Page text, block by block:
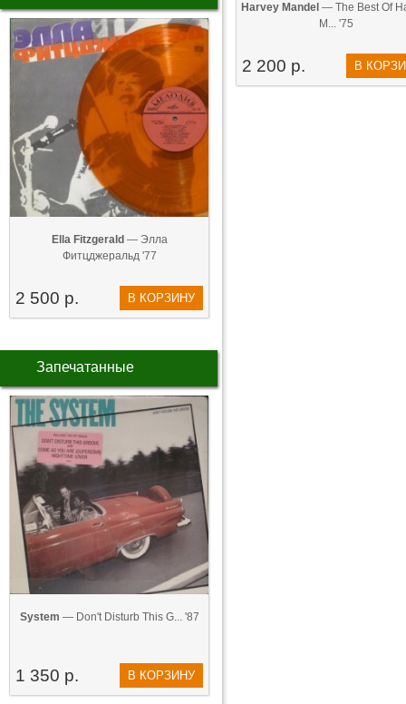
Ella Fitzgerald — Элла
Фитцджеральд '77
2 500 р. В КОРЗИНУ
Запечатанные
System — Don't Disturb This G... '87
1 350 р. В КОРЗИНУ
Harvey Mandel — The Best Of
M... '75
2 200 р. В